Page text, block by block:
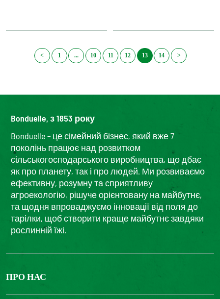
< 1 ... 10 11 12 13 14 >
Bonduelle, з 1853 року
Bonduelle – це сімейний бізнес, який вже 7
поколінь працює над розвитком
сільськогосподарського виробництва, що дбає
як про планету, так і про людей. Ми розвиваємо
ефективну, розумну та сприятливу
агроекологію, рішуче орієнтовану на майбутнє,
та щодня впроваджуємо інновації від поля до
тарілки, щоб створити краще майбутнє завдяки
рослинній їжі.
ПРО НАС
The Bonduelle group